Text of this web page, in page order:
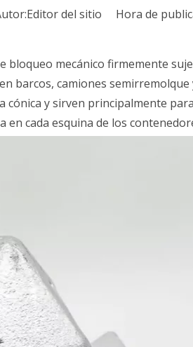
del sitio Hora de
bloqueo mecánico firmemente
barcos, camiones
cónica y sirven principalmente
cada esquina de los